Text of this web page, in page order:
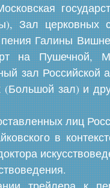
Зал церковных
Галины
на Пушечной,
зал Российской
зал) и
лиц
в